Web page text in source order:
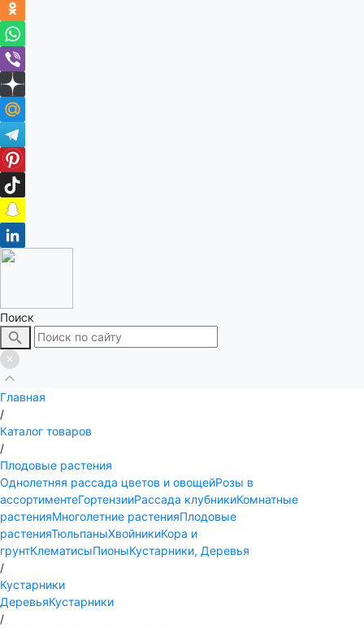
Поиск
Главная
/
Каталог товаров
/
Плодовые растения
Однолетняя рассада цветов и овощейРозы в
ассортиментеГортензииРассада клубникиКомнатные
растенияМноголетние растенияПлодовые
растенияТюльпаныХвойникиКора и
грунтКлематисыПионыКустарники, Деревья
/
Кустарники
ДеревьяКустарники
/